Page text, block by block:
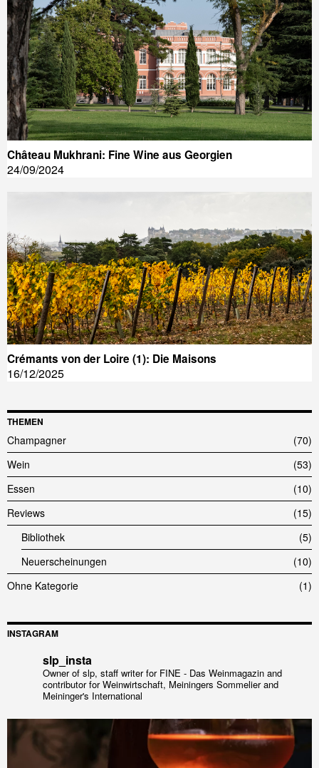
Château Mukhrani: Fine Wine aus Georgien
24/09/2024
Crémants von der Loire (1): Die Maisons
16/12/2025
THEMEN
Champagner
70
Wein
53
Essen
10
Reviews
15
Bibliothek
5
Neuerscheinungen
10
Ohne Kategorie
1
INSTAGRAM
slp_insta
Owner of slp, staff writer for FINE - Das Weinmagazin and
contributor for Weinwirtschaft, Meiningers Sommelier and
Meininger's International